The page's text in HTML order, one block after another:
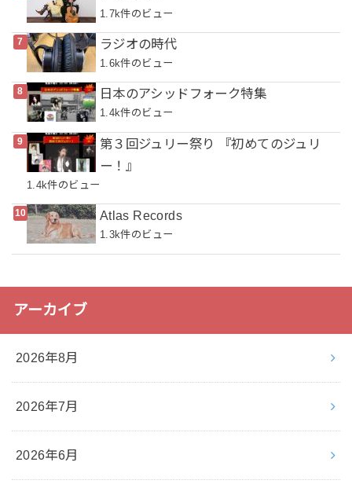
1.7k件のビュー
ラジオの時代
1.6k件のビュー
日本のアシッドフォーク特集
1.4k件のビュー
第３回ジュリー祭り 『初めてのジュリ
ー！』
1.4k件のビュー
Atlas Records
1.3k件のビュー
アーカイブ
2026年8月
2026年7月
2026年6月